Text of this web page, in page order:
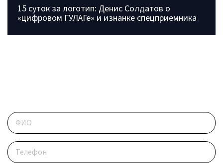
15 суток за логотип: Денис Солдатов о
«цифровом ГУЛАГе» и изнанке спецприемника